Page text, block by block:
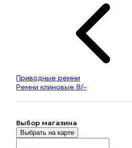
Приводные ремни
Ремни клиновые 8/-
Выбор магазина
Выбрать на карте